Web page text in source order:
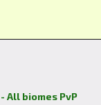
All biomes PvP